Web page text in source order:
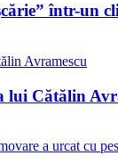
într-
lui Cătălin